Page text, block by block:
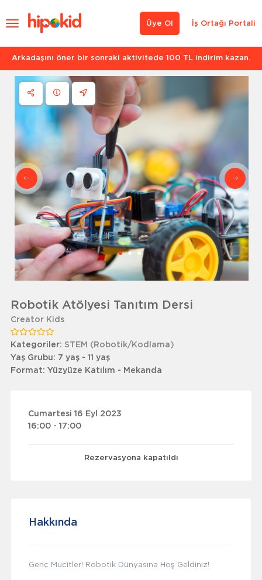
İş Ortağı Portali
Üye Ol
Arkadaşını öner bir sonraki aktivitede 100 TL indirim kazan.
Robotik Atölyesi Tanıtım Dersi
Creator Kids
Kategoriler: STEM (Robotik/Kodlama)
Yaş Grubu: 7 yaş - 11 yaş
Format: Yüzyüze Katılım - Mekanda
Cumartesi 16 Eyl 2023
16:00 - 17:00
Rezervasyona kapatıldı
Hakkında
Genç Mucitler! Robotik Dünyasına Hoş Geldiniz!